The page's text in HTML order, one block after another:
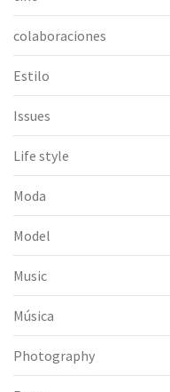
colaboraciones
Estilo
Issues
Life style
Moda
Model
Music
Música
Photography